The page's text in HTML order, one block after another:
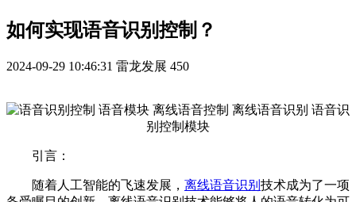
如何实现语音识别控制？
2024-09-29 10:46:31 雷龙发展 450
引言：
随着人工智能的飞速发展， 离线语音识别 技术成为了一项